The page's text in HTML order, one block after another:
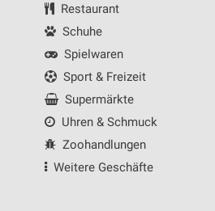
Restaurant
Schuhe
Spielwaren
Sport & Freizeit
Supermärkte
Uhren & Schmuck
Zoohandlungen
Weitere Geschäfte